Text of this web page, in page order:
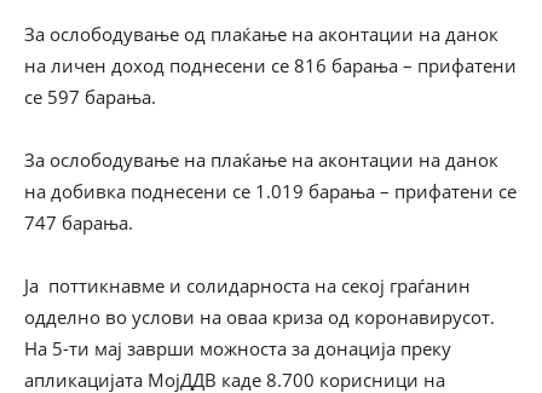
За ослободување од плаќање на аконтации на данок
на личен доход поднесени се 816 барања – прифатени
се 597 барања.
За ослободување на плаќање на аконтации на данок
на добивка поднесени се 1.019 барања – прифатени се
747 барања.
Ја поттикнавме и солидарноста на секој граѓанин
одделно во услови на оваа криза од коронавирусот.
На 5-ти мај заврши можноста за донација преку
апликацијата МојДДВ каде 8.700 корисници на